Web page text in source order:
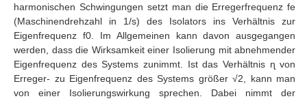
harmonischen Schwingungen setzt man die Erregerfrequenz fe
(Maschinendrehzahl in 1/s) des Isolators ins Verhältnis zur
Eigenfrequenz f0. Im Allgemeinen kann davon ausgegangen
werden, dass die Wirksamkeit einer Isolierung mit abnehmender
Eigenfrequenz des Systems zunimmt. Ist das Verhältnis ɳ von
Erreger- zu Eigenfrequenz des Systems größer √2, kann man
von einer Isolierungswirkung sprechen. Dabei nimmt der